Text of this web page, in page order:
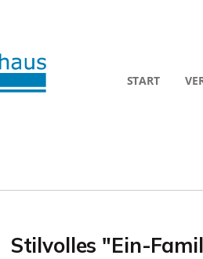
START
Stilvolles "Ein-